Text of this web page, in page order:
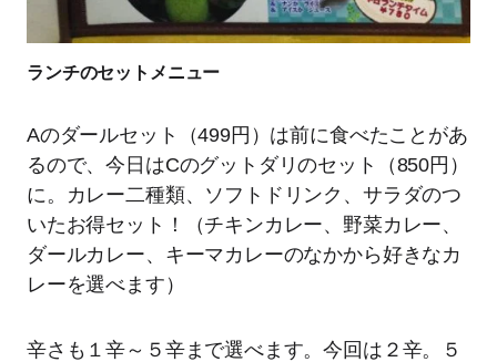
ランチのセットメニュー
Aのダールセット（499円）は前に食べたことがあ
るので、今日はCのグットダリのセット（850円）
に。カレー二種類、ソフトドリンク、サラダのつ
いたお得セット！（チキンカレー、野菜カレー、
ダールカレー、キーマカレーのなかから好きなカ
レーを選べます）
辛さも１辛～５辛まで選べます。今回は２辛。５